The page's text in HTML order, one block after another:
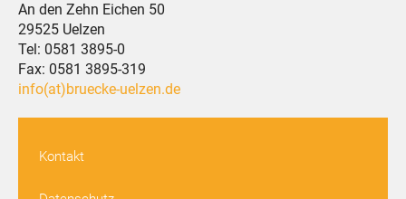
An den Zehn Eichen 50
29525 Uelzen
Tel: 0581 3895-0
Fax: 0581 3895-319
info(at)bruecke-uelzen.de
Kontakt